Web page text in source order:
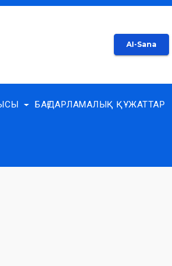
AI-Sana
БАҒДАРЛАМАЛЫҚ ҚҰЖАТТАР